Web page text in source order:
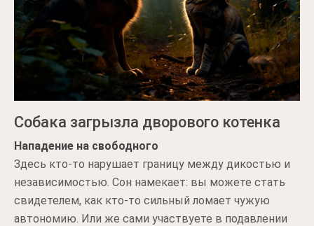
Собака загрызла дворового котенка
Нападение на свободного
Здесь кто-то нарушает границу между дикостью и
независимостью. Сон намекает: вы можете стать
свидетелем, как кто-то сильный ломает чужую
автономию. Или же сами участвуете в подавлении